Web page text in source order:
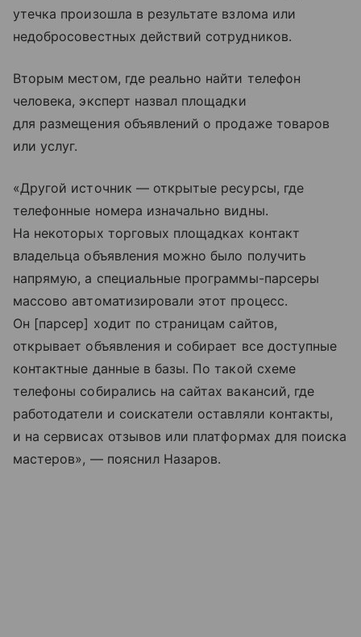
утечка произошла в результате взлома или
недобросовестных действий сотрудников.
Вторым местом, где реально найти телефон
человека, эксперт назвал площадки
для размещения объявлений о продаже товаров
или услуг.
«Другой источник — открытые ресурсы, где
телефонные номера изначально видны.
На некоторых торговых площадках контакт
владельца объявления можно было получить
напрямую, а специальные программы-парсеры
массово автоматизировали этот процесс.
Он [парсер] ходит по страницам сайтов,
открывает объявления и собирает все доступные
контактные данные в базы. По такой схеме
телефоны собирались на сайтах вакансий, где
работодатели и соискатели оставляли контакты,
и на сервисах отзывов или платформах для поиска
мастеров», — пояснил Назаров.